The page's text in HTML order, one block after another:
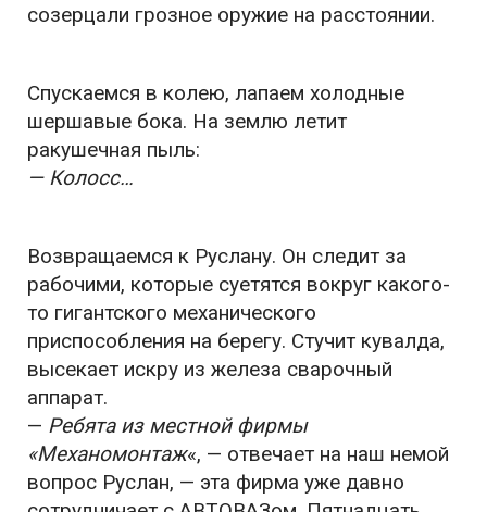
созерцали грозное оружие на расстоянии.
Спускаемся в колею, лапаем холодные
шершавые бока. На землю летит
ракушечная пыль:
— Колосс…
Возвращаемся к Руслану. Он следит за
рабочими, которые суетятся вокруг какого-
то гигантского механического
приспособления на берегу. Стучит кувалда,
высекает искру из железа сварочный
аппарат.
— Ребята из местной фирмы
«Механомонтаж«, — отвечает на наш немой
вопрос Руслан, — эта фирма уже давно